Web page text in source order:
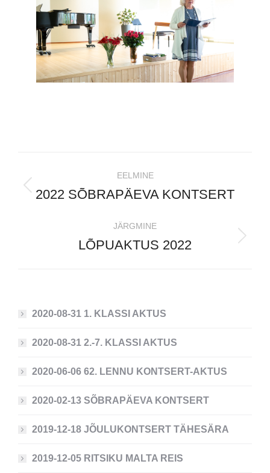
EELMINE
2022 SÕBRAPÄEVA KONTSERT
JÄRGMINE
LÕPUAKTUS 2022
2020-08-31 1. KLASSI AKTUS
2020-08-31 2.-7. KLASSI AKTUS
2020-06-06 62. LENNU KONTSERT-AKTUS
2020-02-13 SÕBRAPÄEVA KONTSERT
2019-12-18 JÕULUKONTSERT TÄHESÄRA
2019-12-05 RITSIKU MALTA REIS